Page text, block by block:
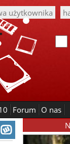
Forum O nas